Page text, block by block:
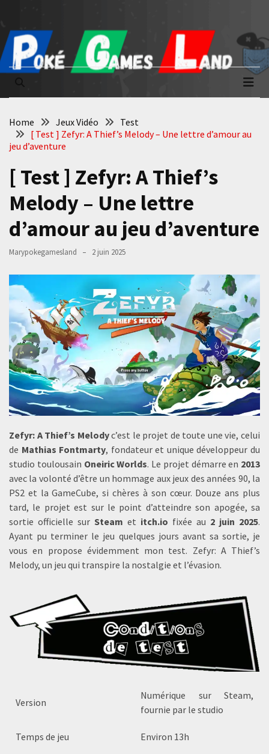
content
content
Poké Games
La passion du jeu vidéo
Home Jeux Vidéo
Test
[ Test ] Zefyr: A Thief’s Melody – Une lettre d’amour au
jeu d’aventure
[ Test ] Zefyr: A Thief’s
Melody – Une lettre
d’amour au jeu d’aventure
Marypokegamesland 2 juin 2025
Zefyr: A Thief’s Melodyc’est le projet de toute une vie, celui
de Mathias Fontmarty, fondateur et unique développeur du
studio toulousain Oneiric Worlds. Le projet démarre en 2013
avec la volonté d’être un hommage aux jeux des années 90, la
PS2 et la GameCube, si chères à son cœur. Douze ans plus
tard, le projet est sur le point d’atteindre son apogée, sa
sortie officielle sur Steam et itch.io fixée au 2 juin 2025.
Ayant pu terminer le jeu quelques jours avant sa sortie, je
vous en propose évidemment mon test. Zefyr: A Thief’s
Melody, un jeu qui transpire la nostalgie et l’évasion.
Version
Numérique sur Steam,
fournie par le studio
Temps de jeu Environ 13h